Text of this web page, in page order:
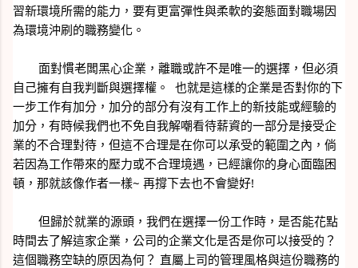
習新環境所需的能力，要有更富彈性與柔軟的姿態面對職場因
為環境沖刷的職務變化。
自己擁有自我判斷與選擇權。  也就是這樣的企業是否對你的下
一步工作有加分，加分的部分有沒有工作上的新技能或經驗的
加分，有時候我們也不免自我解嘲看待薪資的一部分是接受企
業的不合理對待，但這不合理是在你可以承受的範圍之內，倘
若因為工作帶來的壓力或不合理境遇，已經讓你的身心面臨困
頓，那就該像作者一樣~ 再撐下去也不會變好!
時間去了解這家企業，公司的企業文化是否是你可以接受的？
這個職務空缺的原因為何？ 直屬上司的管理風格與這份職務的